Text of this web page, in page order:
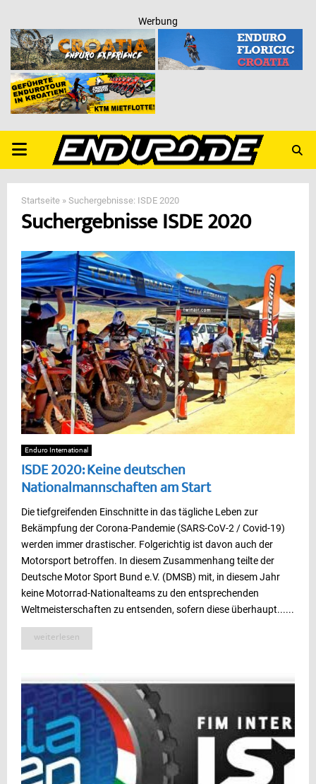
Werbung
PRIMARY
MENU
Startseite » Suchergebnisse: ISDE 2020
SuchergebnisseISDE 2020
Enduro International
ISDE 2020: Keine deutschen
Nationalmannschaften am Start
Die tiefgreifenden Einschnitte in das tägliche Leben zur
Bekämpfung der Corona-Pandemie (SARS-CoV-2 / Covid-19)
werden immer drastischer. Folgerichtig ist davon auch der
Motorsport betroffen. In diesem Zusammenhang teilte der
Deutsche Motor Sport Bund e.V. (DMSB) mit, in diesem Jahr
keine Motorrad-Nationalteams zu den entsprechenden
Weltmeisterschaften zu entsenden, sofern diese überhaupt......
weiterlesen